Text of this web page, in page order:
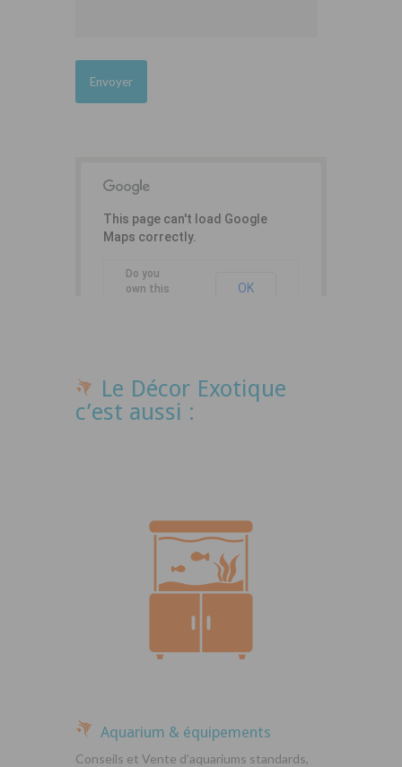
This page can't load Google
Maps correctly.
Do you
own this
OK
Le Décor Exotique
c’est aussi :
Aquarium & équipements
Conseils et Vente d’aquariums standards,